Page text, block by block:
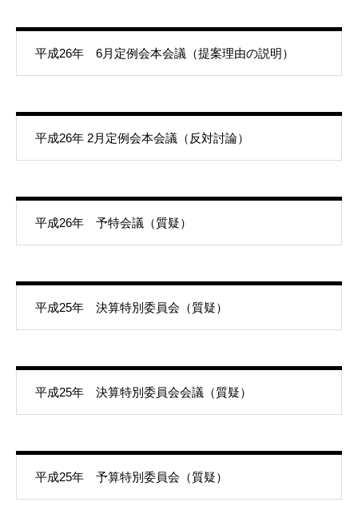
平成26年 6月定例会本会議（提案理由の説明）
平成26年 2月定例会本会議（反対討論）
平成26年 予特会議（質疑）
平成25年 決算特別委員会（質疑）
平成25年 決算特別委員会会議（質疑）
平成25年 予算特別委員会（質疑）